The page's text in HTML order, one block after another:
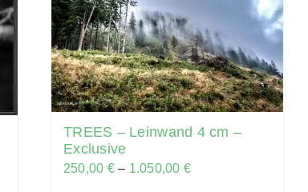
TREES – Leinwand 4 cm –
Exclusive
250,00 €– 1.050,00 €